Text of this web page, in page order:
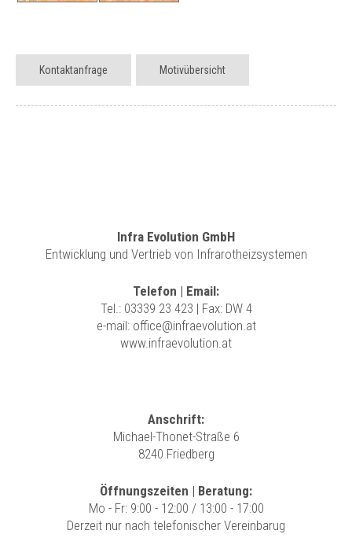
Kontaktanfrage Motivübersicht
Infra Evolution GmbH
Entwicklung und Vertrieb von Infrarotheizsystemen
Telefon | Email:
Tel.: 03339 23 423 | Fax: DW 4
e-mail: office@infraevolution.at
www.infraevolution.at
Anschrift:
Michael-Thonet-Straße 6
8240 Friedberg
Öffnungszeiten | Beratung:
Mo - Fr: 9:00 - 12:00 / 13:00 - 17:00
Derzeit nur nach telefonischer Vereinbarug